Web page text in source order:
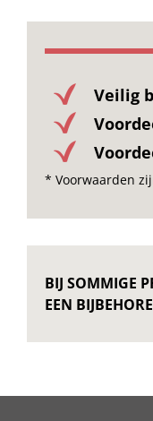
Veilig
* Voorwaarden
BIJ SOMMIGE
EEN